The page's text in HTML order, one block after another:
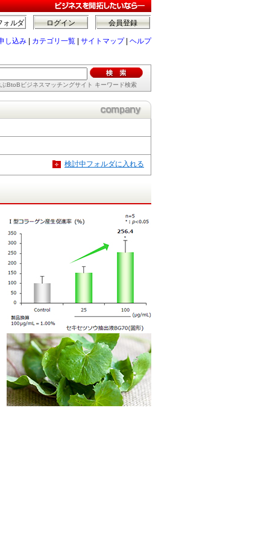
会員登録
ログイン
ォルダ
し込み カテゴリ一覧 サイトマップ| ヘルプ
BtoBビジネスマッチングサイト キーワード検索
検討中フォルダに入れる